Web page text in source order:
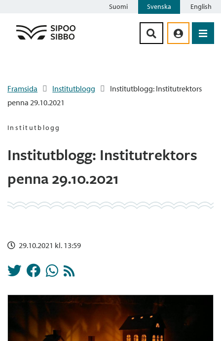
Suomi Svenska English
Framsida Institutblogg
Institutblogg: Institutrektors
penna 29.10.2021
Institutblogg
Institutblogg: Institutrektors
penna 29.10.2021
29.10.2021 kl. 13:59